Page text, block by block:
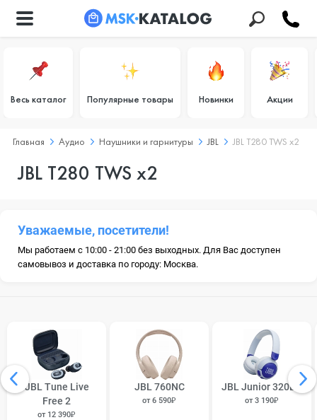
Весь каталог Популярные товары Новинки Акции
Главная Аудио Наушники и гарнитуры JBL JBL T280 TWS x2
JBL T280 TWS x2
Уважаемые, посетители!
Мы работаем с 10:00 - 21:00 без выходных. Для Вас доступен
самовывоз и доставка по городу: Москва.
JBL Tune Live
Free 2
от 12 390₽
JBL 760NC
от 6 590₽
JBL Junior 320BT
от 3 190₽